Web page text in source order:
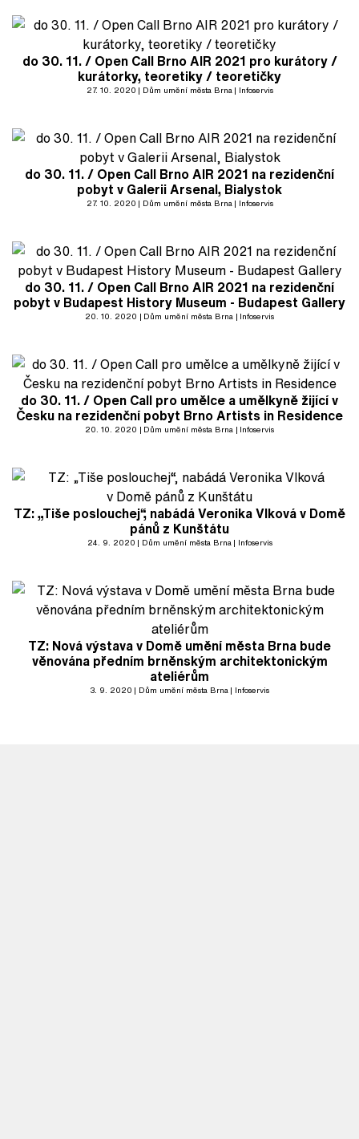
do 30. 11. / Open Call Brno AIR 2021 pro kurátory /
kurátorky, teoretiky / teoretičky
27. 10. 2020 Dům umění města Brna Infoservis
do 30. 11. / Open Call Brno AIR 2021 na rezidenční
pobyt v Galerii Arsenal, Bialystok
27. 10. 2020 Dům umění města Brna Infoservis
do 30. 11. / Open Call Brno AIR 2021 na rezidenční
pobyt v Budapest History Museum - Budapest Gallery
20. 10. 2020 Dům umění města Brna Infoservis
do 30. 11. / Open Call pro umělce a umělkyně žijící v
Česku na rezidenční pobyt Brno Artists in Residence
20. 10. 2020 Dům umění města Brna Infoservis
TZ: „Tiše poslouchej“, nabádá Veronika Vlková v Domě
pánů z Kunštátu
24. 9. 2020 Dům umění města Brna Infoservis
TZ: Nová výstava v Domě umění města Brna bude
věnována předním brněnským architektonickým
ateliérům
3. 9. 2020 Dům umění města Brna Infoservis